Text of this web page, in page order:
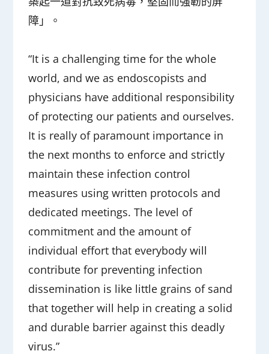
障」。
“It is a challenging time for the whole
world, and we as endoscopists and
physicians have additional responsibility
of protecting our patients and ourselves.
It is really of paramount importance in
the next months to enforce and strictly
maintain these infection control
measures using written protocols and
dedicated meetings. The level of
commitment and the amount of
individual effort that everybody will
contribute for preventing infection
dissemination is like little grains of sand
that together will help in creating a solid
and durable barrier against this deadly
virus.”